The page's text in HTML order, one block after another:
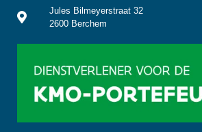
Jules Bilmeyerstraat 32
2600 Berchem